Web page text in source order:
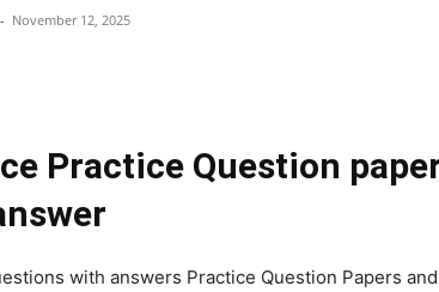
- November 12, 2025
Practice Question
with answers Practice Question Papers